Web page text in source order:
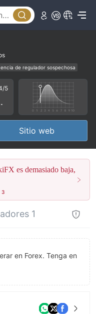
de regulador sospechosa
MT5
brokers regionales
5
Sitio web
es demasiado baja,
3
1
en Forex. Tenga en